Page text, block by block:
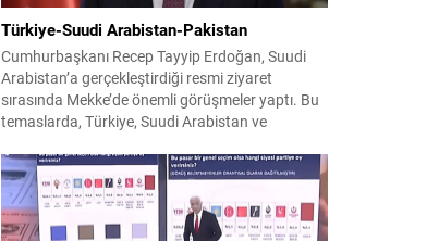
Türkiye-Suudi Arabistan-Pakistan
Cumhurbaşkanı Recep Tayyip Erdoğan, Suudi
Arabistan’a gerçekleştirdiği resmi ziyaret
sırasında Mekke’de önemli görüşmeler yaptı. Bu
temaslarda, Türkiye, Suudi Arabistan ve
birliği çerçevesi oluşturuldu. Ziyaretin en somut
çıktısı, üç ülkenin imza attığı Mekke Ortak
Savunma Anlaşması oldu. Anlaşma; ortak
güvenlik yaklaşımıyla bölgesel barış, istikrar...